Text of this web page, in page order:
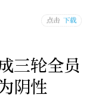
三轮全员
阴性